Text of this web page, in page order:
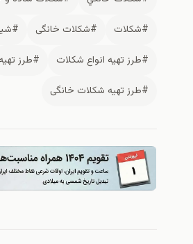
#شکلات خانگی
#شيريني پزي
#طرز تهيه انواع شكلات
#طرز تهیه
#طرز تهیه شکلات خانگی